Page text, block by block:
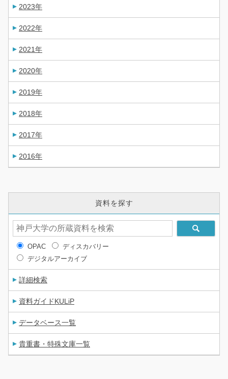
2023年
2022年
2021年
2020年
2019年
2018年
2017年
2016年
資料を探す
OPAC
ディスカバリー
デジタルアーカイブ
詳細検索
資料ガイドKULiP
データベース一覧
貴重書・特殊文庫一覧